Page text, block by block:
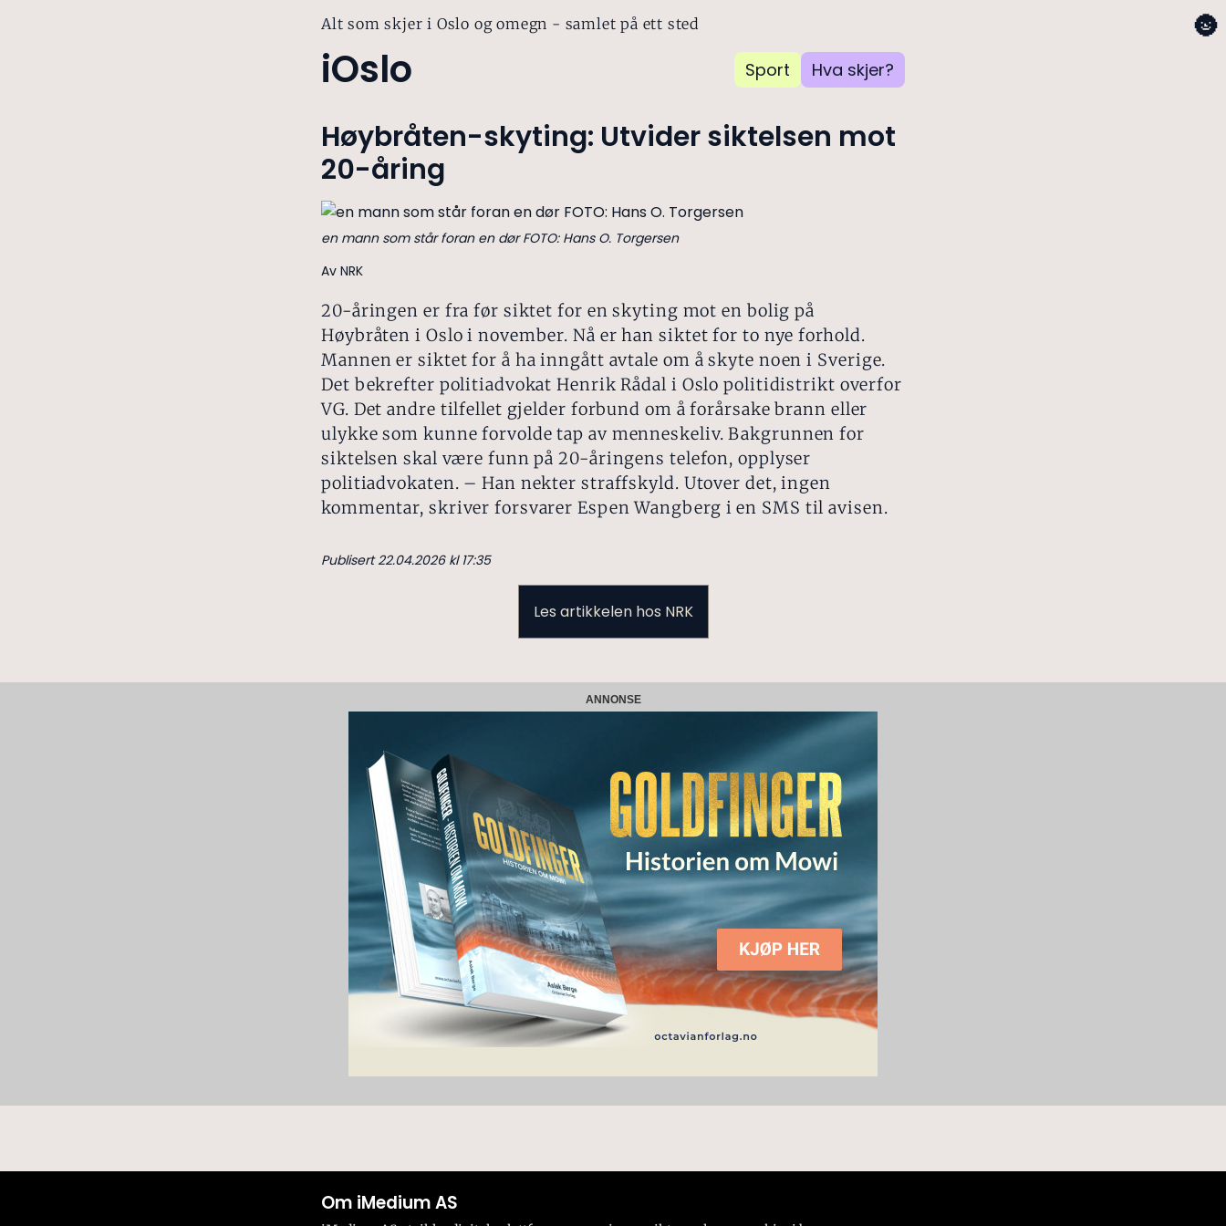
Alt som skjer i Oslo og omegn - samlet på ett sted
iOslo Sport Hva skjer?
🌚
Høybråten-skyting: Utvider siktelsen mot
20-åring
en mann som står foran en dør FOTO: Hans O. Torgersen
Av NRK
20-åringen er fra før siktet for en skyting mot en bolig på
Høybråten i Oslo i november. Nå er han siktet for to nye forhold.
Mannen er siktet for å ha inngått avtale om å skyte noen i Sverige.
Det bekrefter politiadvokat Henrik Rådal i Oslo politidistrikt overfor
VG. Det andre tilfellet gjelder forbund om å forårsake brann eller
ulykke som kunne forvolde tap av menneskeliv. Bakgrunnen for
siktelsen skal være funn på 20-åringens telefon, opplyser
politiadvokaten. – Han nekter straffskyld. Utover det, ingen
kommentar, skriver forsvarer Espen Wangberg i en SMS til avisen.
Publisert 22.04.2026 kl 17:35
Les artikkelen hos NRK
ANNONSE
Om iMedium AS